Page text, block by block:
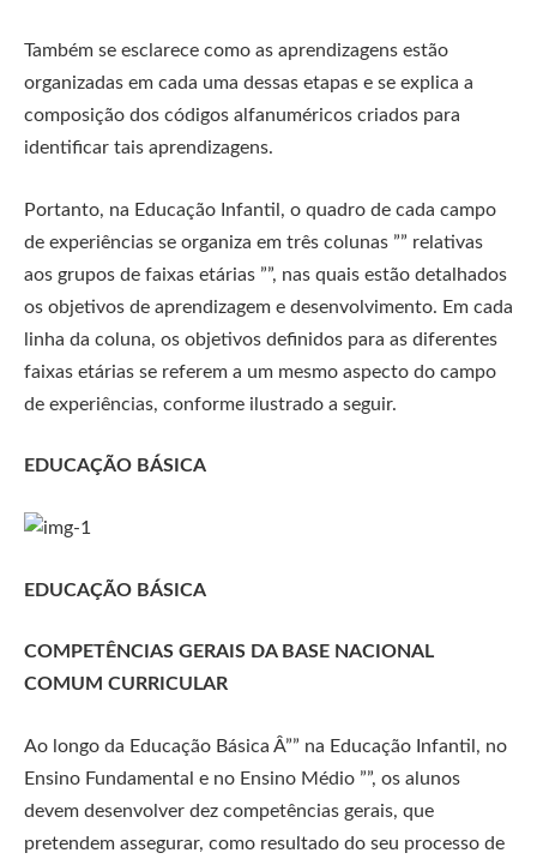
Também se esclarece como as aprendizagens estão
organizadas em cada uma dessas etapas e se explica a
composição dos códigos alfanuméricos criados para
identificar tais aprendizagens.
Portanto, na Educação Infantil, o quadro de cada campo
de experiências se organiza em três colunas ”” relativas
aos grupos de faixas etárias ””, nas quais estão detalhados
os objetivos de aprendizagem e desenvolvimento. Em cada
linha da coluna, os objetivos definidos para as diferentes
faixas etárias se referem a um mesmo aspecto do campo
de experiências, conforme ilustrado a seguir.
EDUCAÇÃO BÁSICA
EDUCAÇÃO BÁSICA
COMPETÊNCIAS GERAIS DA BASE NACIONAL
COMUM CURRICULAR
Ao longo da Educação Básica Â­”” na Educação Infantil, no
Ensino Fundamental e no Ensino Médio ””, os alunos
devem desenvolver dez competências gerais, que
pretendem assegurar, como resultado do seu processo de